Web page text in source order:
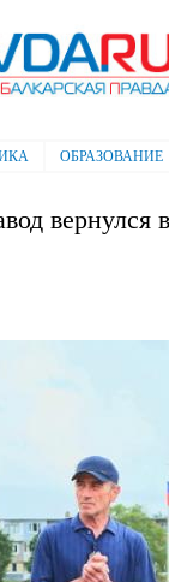
ОБРАЗОВАНИЕ
вернулся